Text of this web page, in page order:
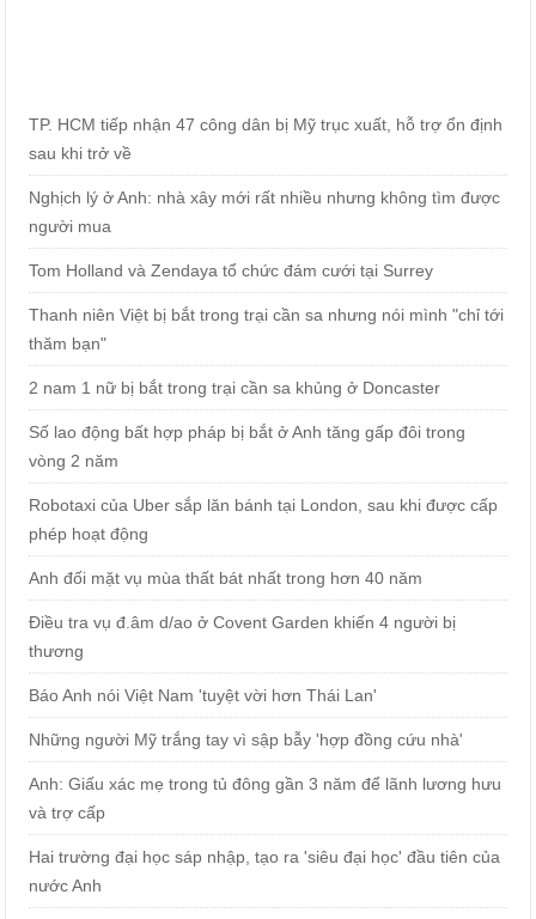
TP. HCM tiếp nhận 47 công dân bị Mỹ trục xuất, hỗ trợ ổn định
sau khi trở về
Nghịch lý ở Anh: nhà xây mới rất nhiều nhưng không tìm được
người mua
Tom Holland và Zendaya tổ chức đám cưới tại Surrey
Thanh niên Việt bị bắt trong trại cần sa nhưng nói mình "chỉ tới
thăm bạn"
2 nam 1 nữ bị bắt trong trại cần sa khủng ở Doncaster
Số lao động bất hợp pháp bị bắt ở Anh tăng gấp đôi trong
vòng 2 năm
Robotaxi của Uber sắp lăn bánh tại London, sau khi được cấp
phép hoạt động
Anh đối mặt vụ mùa thất bát nhất trong hơn 40 năm
Điều tra vụ đ.âm d/ao ở Covent Garden khiến 4 người bị
thương
Báo Anh nói Việt Nam 'tuyệt vời hơn Thái Lan'
Những người Mỹ trắng tay vì sập bẫy 'hợp đồng cứu nhà'
Anh: Giấu xác mẹ trong tủ đông gần 3 năm để lãnh lương hưu
và trợ cấp
Hai trường đại học sáp nhập, tạo ra 'siêu đại học' đầu tiên của
nước Anh